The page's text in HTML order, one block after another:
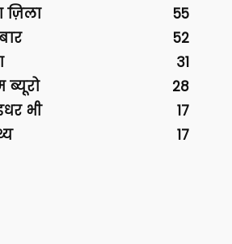
ज़िला
55
52
31
ब्यूरो
28
भी
17
17